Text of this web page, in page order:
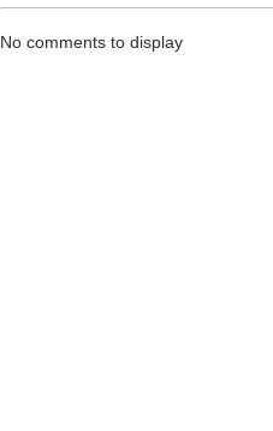
No comments to display